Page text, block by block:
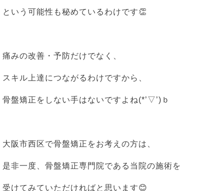
という可能性も秘めているわけです👏
痛みの改善・予防だけでなく、
スキル上達につながるわけですから、
骨盤矯正をしない手はないですよね(*’▽’)ｂ
大阪市西区で骨盤矯正をお考えの方は、
是非一度、骨盤矯正専門院である当院の施術を
受けてみていただければと思います😊